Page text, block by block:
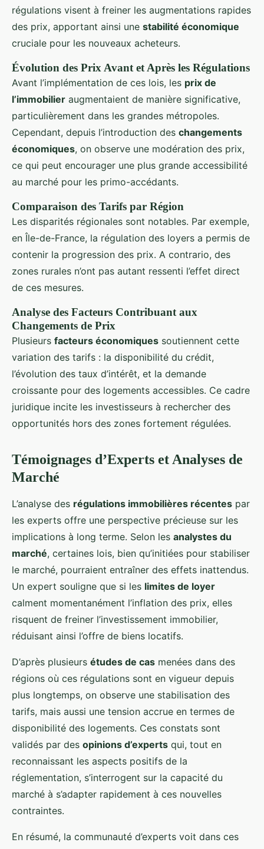
régulations visent à freiner les augmentations rapides
des prix, apportant ainsi une stabilité économique
cruciale pour les nouveaux acheteurs.
Évolution des Prix Avant et Après les Régulations
Avant l’implémentation de ces lois, les prix de
l’immobilier augmentaient de manière significative,
particulièrement dans les grandes métropoles.
Cependant, depuis l’introduction des changements
économiques, on observe une modération des prix,
ce qui peut encourager une plus grande accessibilité
au marché pour les primo-accédants.
Comparaison des Tarifs par Région
Les disparités régionales sont notables. Par exemple,
en Île-de-France, la régulation des loyers a permis de
contenir la progression des prix. A contrario, des
zones rurales n’ont pas autant ressenti l’effet direct
de ces mesures.
Analyse des Facteurs Contribuant aux
Changements de Prix
Plusieurs facteurs économiques soutiennent cette
variation des tarifs : la disponibilité du crédit,
l’évolution des taux d’intérêt, et la demande
croissante pour des logements accessibles. Ce cadre
juridique incite les investisseurs à rechercher des
opportunités hors des zones fortement régulées.
Témoignages d’Experts et Analyses de
Marché
L’analyse des régulations immobilières récentes par
les experts offre une perspective précieuse sur les
implications à long terme. Selon les analystes du
marché, certaines lois, bien qu’initiées pour stabiliser
le marché, pourraient entraîner des effets inattendus.
Un expert souligne que si les limites de loyer
calment momentanément l’inflation des prix, elles
risquent de freiner l’investissement immobilier,
réduisant ainsi l’offre de biens locatifs.
D’après plusieurs études de cas menées dans des
régions où ces régulations sont en vigueur depuis
plus longtemps, on observe une stabilisation des
tarifs, mais aussi une tension accrue en termes de
disponibilité des logements. Ces constats sont
validés par des opinions d’experts qui, tout en
reconnaissant les aspects positifs de la
réglementation, s’interrogent sur la capacité du
marché à s’adapter rapidement à ces nouvelles
contraintes.
En résumé, la communauté d’experts voit dans ces